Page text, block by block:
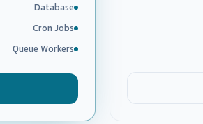
Database
Cron Jobs
Queue Workers